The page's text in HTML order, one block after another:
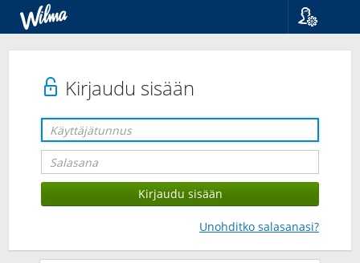
Kirjaudu sisään
Unohditko salasanasi?